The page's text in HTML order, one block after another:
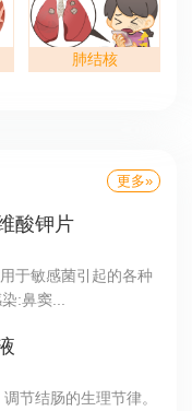
肺结核
更多»
酸钾片
于敏感菌引起的各种
:鼻窦...
节结肠的生理节律。